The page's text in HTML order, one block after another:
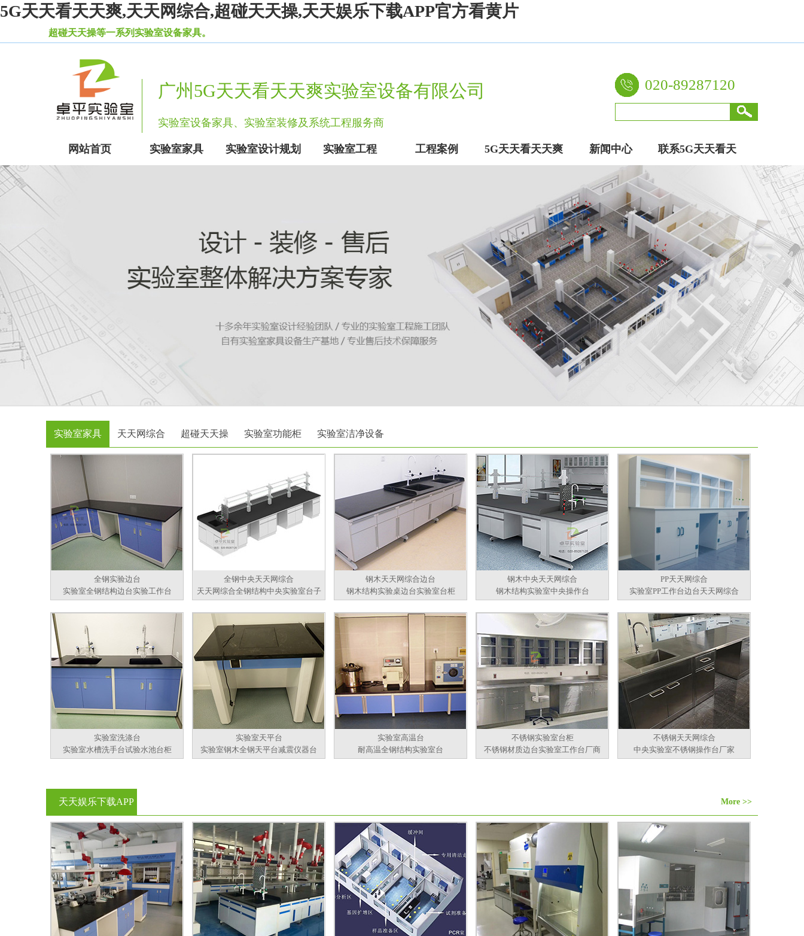
5G天天看天天爽,天天网综合,超碰天天操,天天娱乐下载APP官方看黄片
操等一系列实验室设备家具。
广州5G天天看天天爽实验室设备有限公司
实验室设备家具、实验室装修及系统工程服务商
020-89287120
网站首页 实验室家具 实验室设计规划 实验室工程 工程案例 5G天天看天天爽 新闻中心 联系5G天天看天
实验室家具 天天网综合 超碰天天操 实验室功能柜 实验室洁净设备
全钢实验边台
实验室全钢结构边台实验工作台
全钢中央天天网综合
天天网综合全钢结构中央实验室台子
钢木天天网综合边台
钢木结构实验桌边台实验室台柜
钢木中央天天网综合
钢木结构实验室中央操作台
PP天天网综合
实验室PP工作台边台天天网综合
实验室洗涤台
实验室水槽洗手台试验水池台柜
实验室天平台
实验室钢木全钢天平台减震仪器台
实验室高温台
耐高温全钢结构实验室台
不锈钢实验室台柜
不锈钢材质边台实验室工作台厂商
不锈钢天天网综合
中央实验室不锈钢操作台厂家
More >>
天天娱乐下载APP
官方看黄片